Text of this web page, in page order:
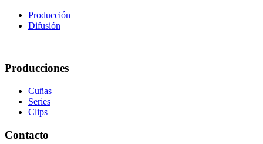
Producción
Difusión
Producciones
Cuñas
Series
Clips
Contacto